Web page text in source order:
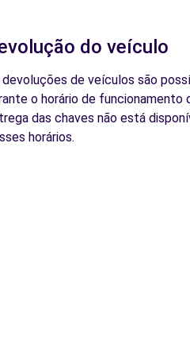
do veículo
devoluções de veículos são
o horário de funcionamento
das chaves não está
horários.